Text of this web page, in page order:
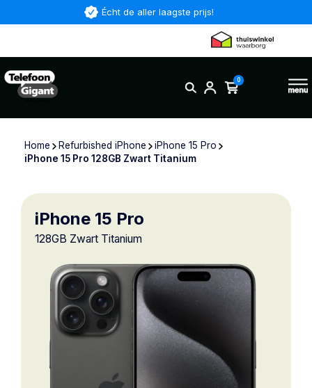
Écht de aller laagste prijs!
0
Home Refurbished iPhone
iPhone 15 Pro
iPhone 15 Pro 128GB Zwart Titanium
iPhone 15 Pro
128GB Zwart Titanium